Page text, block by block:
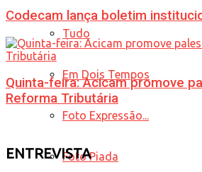
Tudo
Em Dois Tempos
Foto Expressão...
Foto Piada
Codecam lança boletim
Quinta-feira: Acicam promove
Reforma Tributária
ENTREVISTA